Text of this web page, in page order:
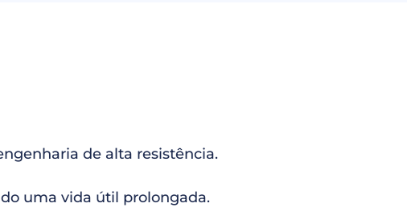
de alta resistência.
uma vida útil prolongada.